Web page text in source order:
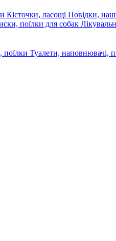
Кісточки, ласощі Повідки,
поїлки для собак
Туалети, наповнювачі,